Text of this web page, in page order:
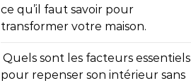
ce qu’il faut savoir pour
transformer votre maison.
Quels sont les facteurs essentiels
pour repenser son intérieur sans